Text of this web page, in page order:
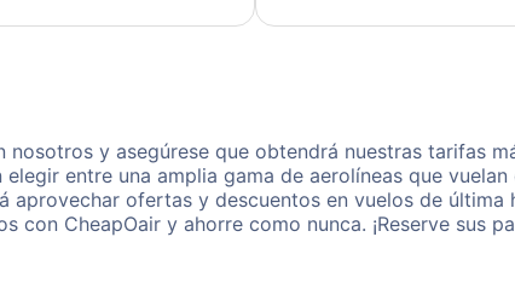
nosotros y asegúrese que obtendrá nuestras tarifas
entre una amplia gama de aerolíneas que
ofertas y descuentos en vuelos de última
CheapOair y ahorre como nunca. ¡Reserve sus